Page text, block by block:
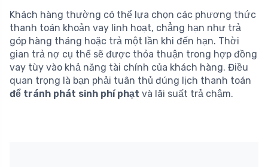
Khách hàng thường có thể lựa chọn các phương thức
thanh toán khoản vay linh hoạt, chẳng hạn như trả
góp hàng tháng hoặc trả một lần khi đến hạn. Thời
gian trả nợ cụ thể sẽ được thỏa thuận trong hợp đồng
vay tùy vào khả năng tài chính của khách hàng. Điều
quan trọng là bạn phải tuân thủ đúng lịch thanh toán
để tránh phát sinh phí phạt và lãi suất trả chậm.